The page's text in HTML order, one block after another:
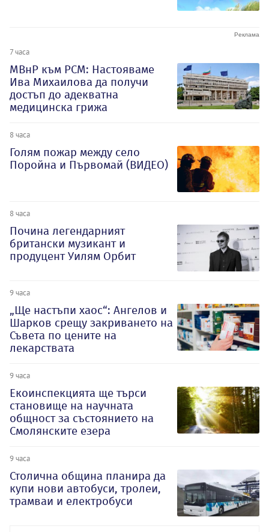
7 часа
МВнР към РСМ: Настояваме
Ива Михаилова да получи
достъп до адекватна
медицинска грижа
8 часа
Голям пожар между село
Поройна и Първомай (ВИДЕО)
8 часа
Почина легендарният
британски музикант и
продуцент Уилям Орбит
9 часа
„Ще настъпи хаос“: Ангелов и
Шарков срещу закриването на
Съвета по цените на
лекарствата
9 часа
Екоинспекцията ще търси
становище на научната
общност за състоянието на
Смолянските езера
9 часа
Столична община планира да
купи нови автобуси, тролеи,
трамваи и електробуси